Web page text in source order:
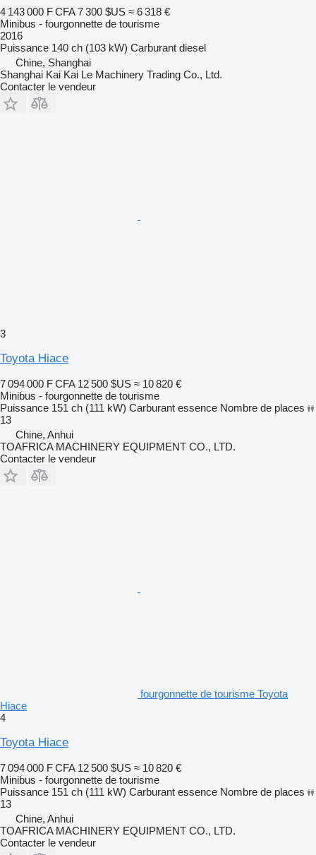
4 143 000 F CFA 7 300 $US ≈ 6 318 €
Minibus - fourgonnette de tourisme
2016
Puissance 140 ch (103 kW) Carburant diesel
Chine, Shanghai
Shanghai Kai Kai Le Machinery Trading Co., Ltd.
Contacter le vendeur
3
Toyota Hiace
7 094 000 F CFA 12 500 $US ≈ 10 820 €
Minibus - fourgonnette de tourisme
Puissance 151 ch (111 kW) Carburant essence Nombre de places
13
Chine, Anhui
TOAFRICA MACHINERY EQUIPMENT CO., LTD.
Contacter le vendeur
fourgonnette de tourisme Toyota
Hiace
4
Toyota Hiace
7 094 000 F CFA 12 500 $US ≈ 10 820 €
Minibus - fourgonnette de tourisme
Puissance 151 ch (111 kW) Carburant essence Nombre de places
13
Chine, Anhui
TOAFRICA MACHINERY EQUIPMENT CO., LTD.
Contacter le vendeur